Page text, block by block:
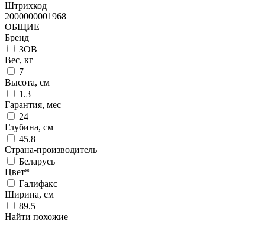
Штрихкод
2000000001968
ОБЩИЕ
Бренд
ЗОВ
Вес, кг
7
Высота, см
1.3
Гарантия, мес
24
Глубина, см
45.8
Страна-производитель
Беларусь
Цвет*
Галифакс
Ширина, см
89.5
Найти похожие